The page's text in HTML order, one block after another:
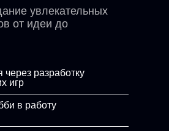
увлекательных
от идеи до
через разработку
игр
в работу